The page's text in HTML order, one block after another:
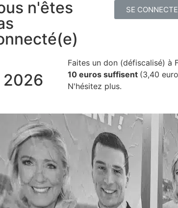
n'êtes
SE
2026
Faites un don (défiscalisé) à
10 euros suffisent (3,40
N'hésitez plus.